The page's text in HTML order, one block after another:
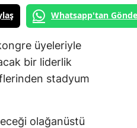
Whatsapp'tan
üyeleriyle
bir liderlik
stadyum
olağanüstü